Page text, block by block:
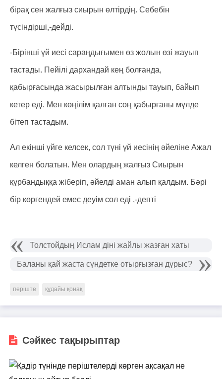
бірақ сен жалғыз сиырын өлтірдің. Себебін
түсіндірші,-дейді.
-Бірінші үй иесі сараңдығымен өз жолын өзі жауып
тастады. Пейілі дарxандай кең болғанда,
қабырғасында жасырылған алтынды тауып, байып
кетер еді. Мен көңілім қалған соң қабырғаны мүлде
бітеп тастадым.
Ал екінші үйге келсек, сол түні үй иесінің әйеліне Ажал
келген болатын. Мен олардың жалғыз Сиырын
құрбандыққа жіберіп, әйелді аман алып қалдым. Бәрі
бір көргендей емес деуім сол еді ,-депті
Толстойдың Ислам діні жайлы жазған хаты
Баланы қай жаста сүндетке отырғызған дұрыс?
періште құдайы қонақ
Сәйкес тақырыптар